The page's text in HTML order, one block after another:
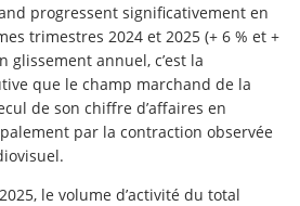
progressent significativement en
trimestres 2024 et 2025 (+ 6 % et +
glissement annuel, c’est la
que le champ marchand de la
de son chiffre d’affaires en
par la contraction observée
le volume d’activité du total